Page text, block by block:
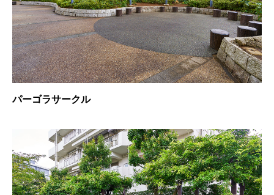
パーゴラサークル